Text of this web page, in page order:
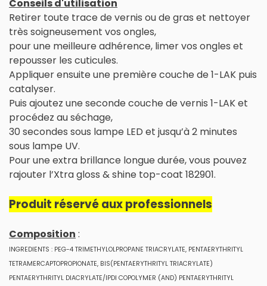
Conseils d'utilisation
Retirer toute trace de vernis ou de gras et nettoyer
très soigneusement vos ongles,
pour une meilleure adhérence, limer vos ongles et
repousser les cuticules.
Appliquer ensuite une première couche de 1-LAK puis
catalyser.
Puis ajoutez une seconde couche de vernis 1-LAK et
procédez au séchage,
30 secondes sous lampe LED et jusqu’à 2 minutes
sous lampe UV.
Pour une extra brillance longue durée, vous pouvez
rajouter l’Xtra gloss & shine top-coat 182901.
Produit réservé aux professionnels
Composition :
INGREDIENTS : PEG-4 TRIMETHYLOLPROPANE TRIACRYLATE, PENTAERYTHRITYL
TETRAMERCAPTOPROPIONATE, BIS(PENTAERYTHRITYL TRIACRYLATE)
PENTAERYTHRITYL DIACRYLATE/IPDI COPOLYMER (AND) PENTAERYTHRITYL